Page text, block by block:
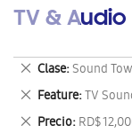
TV & Audio
Clase Sound
Eliminar
este
artículo
Feature TV
Eliminar
este
Precio RD$
Eliminar